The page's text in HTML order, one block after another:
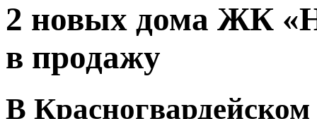
2 новых дома ЖК
в продажу
В